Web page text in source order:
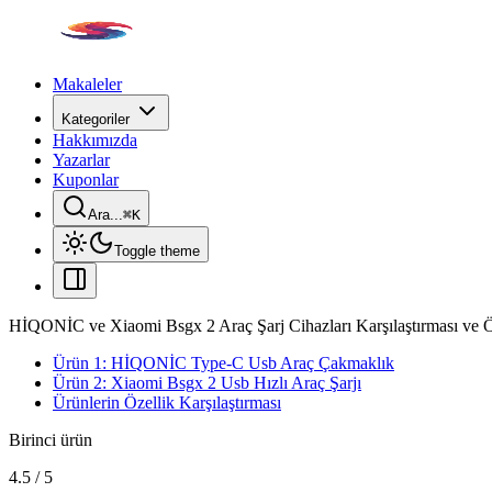
Makaleler
Kategoriler
Hakkımızda
Yazarlar
Kuponlar
Ara...⌘K
Toggle theme
HİQONİC ve Xiaomi Bsgx 2 Araç Şarj Cihazları Karşılaştırması ve
Ürün 1: HİQONİC Type-C Usb Araç Çakmaklık
Ürün 2: Xiaomi Bsgx 2 Usb Hızlı Araç Şarjı
Ürünlerin Özellik Karşılaştırması
Birinci ürün
4.5 / 5